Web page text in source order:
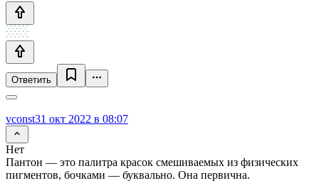
Ответить
vconst31 окт 2022 в 08:07
Нет
Пантон — это палитра красок смешиваемых из физических
пигментов, бочками — буквально. Она первична.